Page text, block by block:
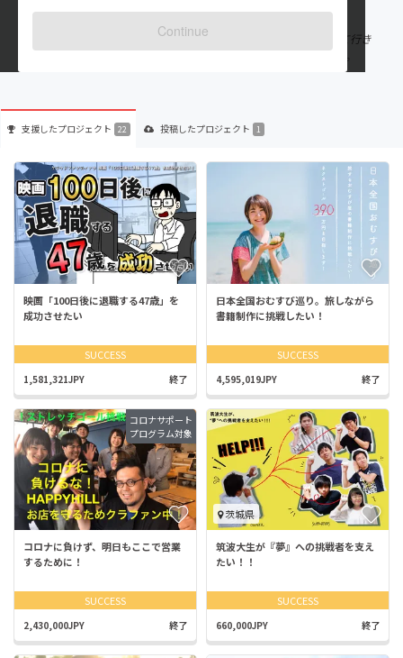
Continue
出身国：日本 出身地：茨城県
プログラミングと化学を用いて、世の中をよりよくする開発をして行き
たいです。 自分の周り3mから少しずつ笑顔を作って行きたいです。
支援したプロジェクト 22 投稿したプロジェクト 1
映画「100日後に退職する47歳」を
成功させたい
SUCCESS
1,581,321JPY 終了
日本全国おむすび巡り。旅しながら
書籍制作に挑戦したい！
SUCCESS
4,595,019JPY 終了
コロナサポート
プログラム対象
コロナに負けず、明日もここで営業
するために！
SUCCESS
2,430,000JPY 終了
茨城県
筑波大生が『夢』への挑戦者を支え
たい！！
SUCCESS
660,000JPY 終了